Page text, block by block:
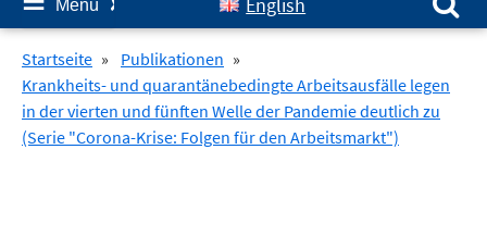
Menü ✘
Startseite » Publikationen »
Krankheits- und quarantänebedingte Arbeitsausfälle legen
in der vierten und fünften Welle der Pandemie deutlich zu
(Serie "Corona-Krise: Folgen für den Arbeitsmarkt")